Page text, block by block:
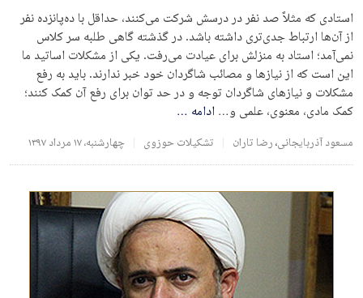
استادی که مثلاً صد نفر در درسش شرکت می‌کنند، حداقل با ده‌پانزده نفر
از آن‌ها ارتباط جدی‌تری داشته باشد. در گذشته گاهی طلبه سر کلاس
نمی‌آمد؛ استاد به منزلش برای عیادت می‌رفت. یکی از مشکلات اساتید ما
این است که از نیازها و مصائب شاگردان خود خبر ندارند. باید به رفع
مشکلات و نیازهای شاگردان توجه و در حد توان برای رفع آن کمک کنند؛
کمک مادی، معنوی، علمی و…ادامه …
مسعود آذربایجانی،رضا تاران تشکیلات حوزوی چهارشنبه، ۱۷ مرداد ۱۳۹۷